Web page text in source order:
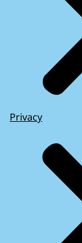
Privacy